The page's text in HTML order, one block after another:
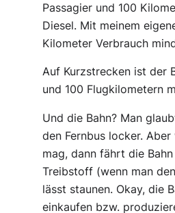
Passagier und 100
Diesel. Mit meinem
Kilometer Verbrauch
Auf Kurzstrecken ist der
und 100 Flugkilometern
Und die Bahn? Man
den Fernbus locker. Aber
mag, dann fährt die
Treibstoff (wenn man
lässt staunen. Okay, die
einkaufen bzw.